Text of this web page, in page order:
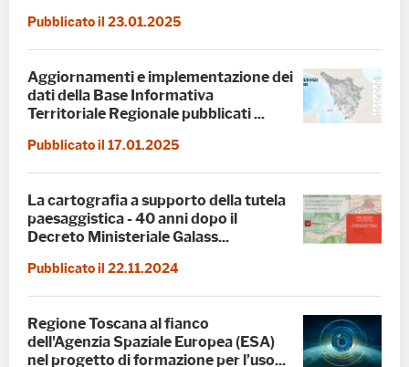
Pubblicato il 23.01.2025
Aggiornamenti e implementazione dei
dati della Base Informativa
Territoriale Regionale pubblicati ...
Pubblicato il 17.01.2025
La cartografia a supporto della tutela
paesaggistica - 40 anni dopo il
Decreto Ministeriale Galass...
Pubblicato il 22.11.2024
Regione Toscana al fianco
dell'Agenzia Spaziale Europea (ESA)
nel progetto di formazione per l’uso...